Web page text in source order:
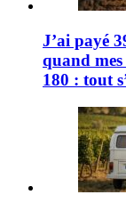
J’ai payé
quand
180 : tout